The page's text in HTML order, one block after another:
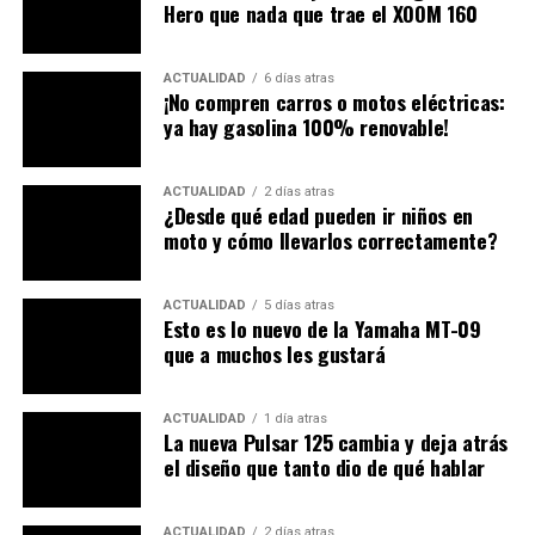
¿Qué mejora en la moto?
emplea un sistemadual compound
tanto en el neumático delantero como en el
trasero. Esta configuración usa un compuesto más duro
en la zona central. Así
. Mientras tanto, los hombros presentan un
compuesto más blando que incrementa la tracción
lateral y el agarre en inclinaciones máximas.
Hero que nada que trae el XOOM 160
ACTUALIDAD 6 días atras
¡No compren carros o motos eléctricas:
ya hay gasolina 100% renovable!
ACTUALIDAD 2 días atras
¿Desde qué edad pueden ir niños en
moto y cómo llevarlos correctamente?
ACTUALIDAD 5 días atras
Esto es lo nuevo de la Yamaha MT-09
que a muchos les gustará
ACTUALIDAD 1 día atras
La nueva Pulsar 125 cambia y deja atrás
el diseño que tanto dio de qué hablar
ACTUALIDAD 2 días atras